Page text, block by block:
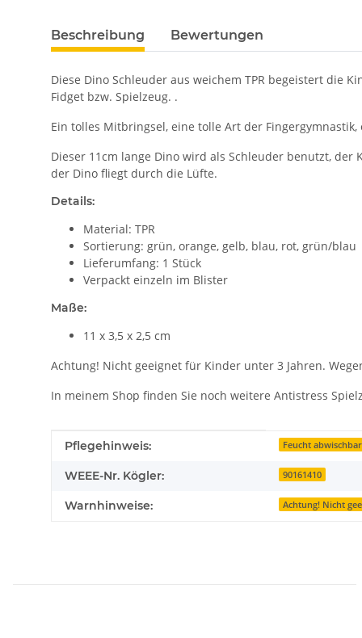
weitere Registerkarten anzeigen
Beschreibung Bewertungen
Diese Dino Schleuder aus weichem TPR begeistert die
Fidget bzw. Spielzeug. .
Ein tolles Mitbringsel, eine tolle Art der
Dieser 11cm lange Dino wird als Schleuder benutzt,
der Dino fliegt durch die Lüfte.
Details:
Material: TPR
Sortierung: grün, orange, gelb, blau, rot, grün/blau
Lieferumfang: 1 Stück
Verpackt einzeln im Blister
Maße:
11 x 3,5 x 2,5 cm
Achtung! Nicht geeignet für Kinder unter 3 Jahren.
In meinem Shop finden Sie noch weitere Antistress
Produkteigenschaft
Wert
Pflegehinweis: Feucht abwischbar
WEEE-Nr. Kögler: 90161410
Warnhinweise: Achtung! Nicht